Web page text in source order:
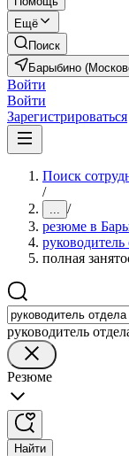
Ещё
Поиск
Барыбино
Войти
Войти
Зарегистрироваться
Поиск
/
... /
резюме в
полная
руководитель
Резюме
Найти